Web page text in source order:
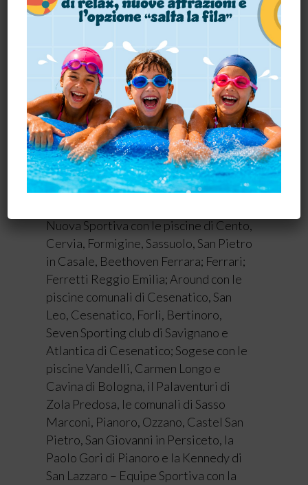
Olimpia Vignola; Sport Center Parma;
Ortignola gestita da Deai srl Imola;
Dogali Modena; Società Wesport SSD
con le piscine comunali di Finale Emilia,
San Felice sul Panaro, Bomporto,
Corassori di Modena; Coopernuoto
con le piscine comunali di Correggio,
Novellara, Carpi, Mirandola, Parma;
Asd Amici del nuoto; Piscina Vigili del
Fuoco Modena; Pool 4.0 con le piscine
comunali di Lugo, Parco Bacchelli di
Nuova Sportiva con le piscine di Cento,
Cervia, Formigine, Sassuolo, San Pietro
in Casale, Beethoven Ferrara; Ferrari;
Ferretti Reggio Emilia; Around con le
piscine comunali di Cesenatico, San
Leo, Cesenatico, Forli, Bertinoro,
Seven Sporting club di Savignano e
Atlantica di Cesenatico; Sogese con le
piscine Vandelli, Carmen Longo e
Cavina di Bologna, il Palaventuri di
Zola Predosa, le comunali di Sasso
Marconi, Pianoro, Ozzano, Castel San
Pietro, San Giovanni in Persiceto, la
Paolo Gori di Pianoro e la Kennedy di
San Lazzaro – Equipe Sportiva con la